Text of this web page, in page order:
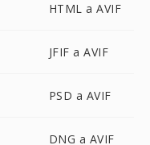
HTML a AVIF
JFIF a AVIF
PSD a AVIF
DNG a AVIF